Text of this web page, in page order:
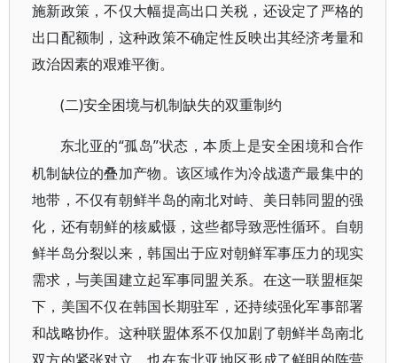
施新政策，不仅大幅提高出口关税，还设定了严格的
出口配额制，这种政策不确定性反映出其经济考量和
政治因素的艰难平衡。
(二)安全困境与机制缺失的双重制约
东北亚的“孤岛”状态，本质上是安全困境和合作
机制缺位的叠加产物。该区域作为冷战遗产最集中的
地带，不仅有朝鲜半岛的南北对峙、美日韩同盟的强
化，还有朝鲜的核威慑，这些都导致恶性循环。自朝
鲜半岛分裂以来，韩国出于应对朝鲜军事压力的现实
需求，与美国建立起军事同盟关系。在这一联盟框架
下，美国不仅在韩国长期驻军，还持续强化军事部署
和战略协作。这种联盟体系不仅加剧了朝鲜半岛南北